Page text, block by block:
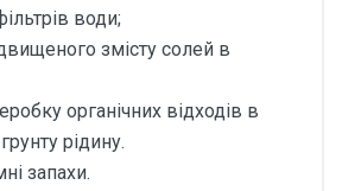
води;
змісту солей в
органічних відходів в
рідину.
запахи.